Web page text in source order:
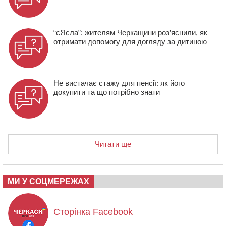
“єЯсла”: жителям Черкащини роз’яснили, як
отримати допомогу для догляду за дитиною
Не вистачає стажу для пенсії: як його
докупити та що потрібно знати
Читати ще
МИ У СОЦМЕРЕЖАХ
Сторінка Facebook